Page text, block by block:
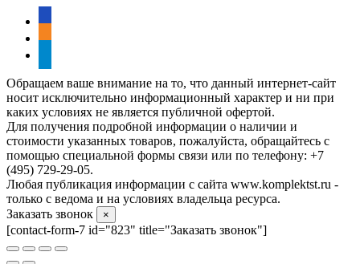
Обращаем ваше внимание на то, что данный интернет-сайт
носит исключительно информационный характер и ни при
каких условиях не является публичной офертой.
Для получения подробной информации о наличии и
стоимости указанных товаров, пожалуйста, обращайтесь с
помощью специальной формы связи или по телефону: +7
(495) 729-29-05.
Любая публикация информации с сайта www.komplektst.ru -
только с ведома и на условиях владельца ресурса.
Заказать звонок
×
[contact-form-7 id="823" title="Заказать звонок"]